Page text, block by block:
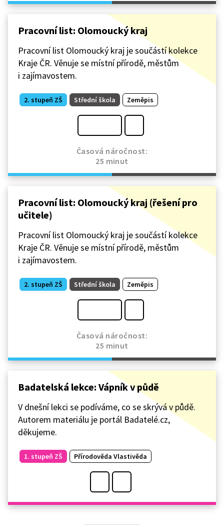
Pracovní list: Olomoucký kraj
Pracovní list Olomoucký kraj je součástí kolekce
Kraje ČR. Věnuje se místní přírodě, městům
i zajímavostem.
2. stupeň ZŠ Střední škola Zeměpis
Časová náročnost:
25 minut
Pracovní list: Olomoucký kraj (řešení pro
učitele)
Pracovní list Olomoucký kraj je součástí kolekce
Kraje ČR. Věnuje se místní přírodě, městům
i zajímavostem.
2. stupeň ZŠ Střední škola Zeměpis
Časová náročnost:
25 minut
Badatelská lekce: Vápník v půdě
V dnešní lekci se podíváme, co se skrývá v půdě.
Autorem materiálu je portál Badatelé.cz,
děkujeme.
1. stupeň ZŠ Přírodověda Vlastivěda